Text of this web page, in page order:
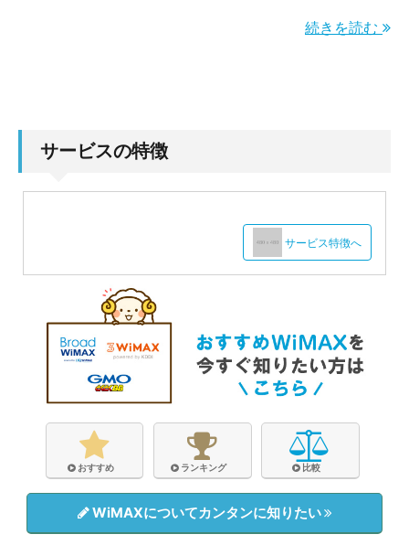
続きを読む
サービスの特徴
サービス特徴へ
おすすめ ランキング 比較
WiMAXについてカンタンに知りたい